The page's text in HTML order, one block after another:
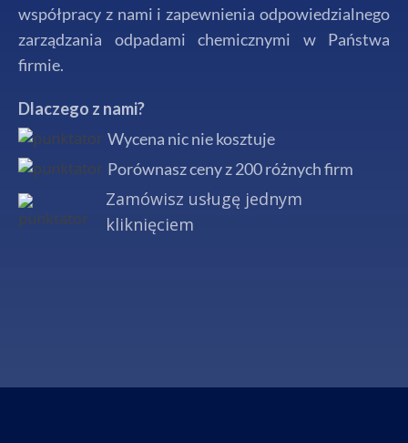
współpracy z nami i zapewnienia odpowiedzialnego
zarządzania odpadami chemicznymi w Państwa
firmie.
Dlaczego z nami?
Wycena nic nie kosztuje
Porównasz ceny z 200 różnych firm
Zamówisz usługę jednym
kliknięciem